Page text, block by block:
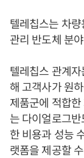
텔레칩스는 차
관리 반도체 분
텔레칩스 관계
해 고객사가 원
제품군에 적합
는 다이얼로그
한 비용과 성능
랫폼을 제공할